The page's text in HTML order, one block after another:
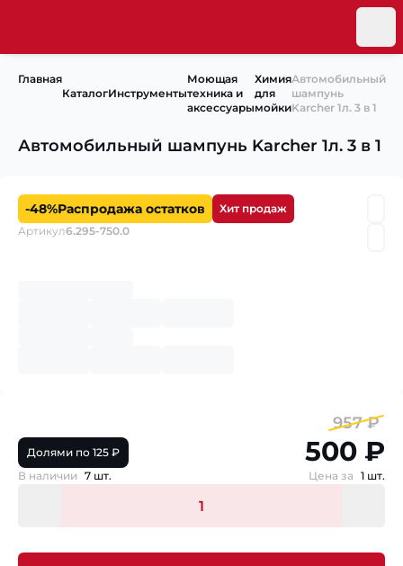
Главная
КаталогИнструменты
Моющая
техника и
аксессуары
Химия
для
мойки
Автомобильный
шампунь
Karcher 1л. 3 в 1
Автомобильный шампунь Karcher 1л. 3 в 1
-48%Распродажа остатков
Хит продаж
Артикул6.295-750.0
Долями по 125 ₽
957 ₽
500 ₽
В наличии 7 шт. Цена за 1 шт.